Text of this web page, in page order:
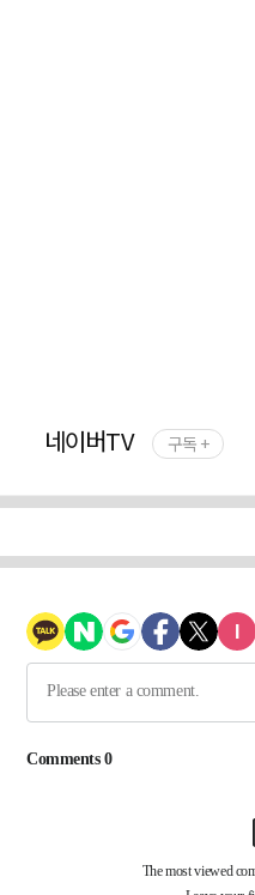
네이버TV 구독 +